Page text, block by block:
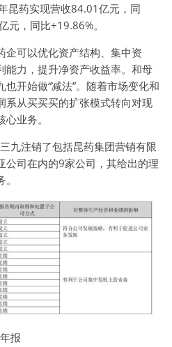
昆药实现营收84.01亿元，同
元，同比+19.86%。
企可以优化资产结构、集中资
能力，提升净资产收益率。和母
开始做“减法”。随着市场变化和
系从买买买的扩张模式转向对现
业务。
九注销了包括昆药集团营销有限
公司在内的9家公司，其给出的理
报